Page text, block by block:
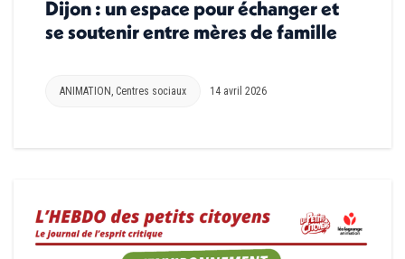
Dijon : un espace pour échanger et
se soutenir entre mères de famille
ANIMATION Centres sociaux 14 avril 2026